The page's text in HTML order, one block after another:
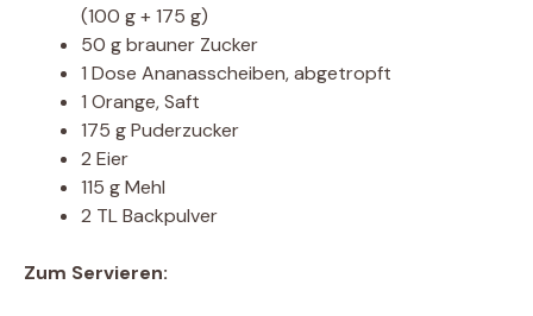
(100 g + 175 g)
50 g brauner Zucker
1 Dose Ananasscheiben, abgetropft
1 Orange, Saft
175 g Puderzucker
2 Eier
115 g Mehl
2 TL Backpulver
Zum Servieren: